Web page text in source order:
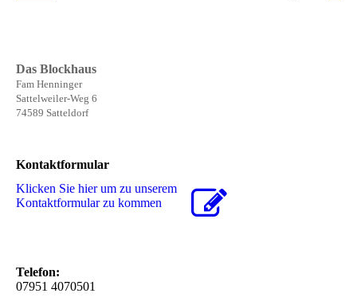
Das Blockhaus
Fam Henninger
Sattelweiler-Weg 6
74589 Satteldorf
Kontaktformular
Klicken Sie hier um zu unserem
Kon­takt­for­mu­lar zu kommen
Telefon:
07951 4070501